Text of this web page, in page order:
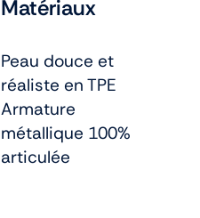
Matériaux
Peau douce et
réaliste en TPE
Armature
métallique 100%
articulée